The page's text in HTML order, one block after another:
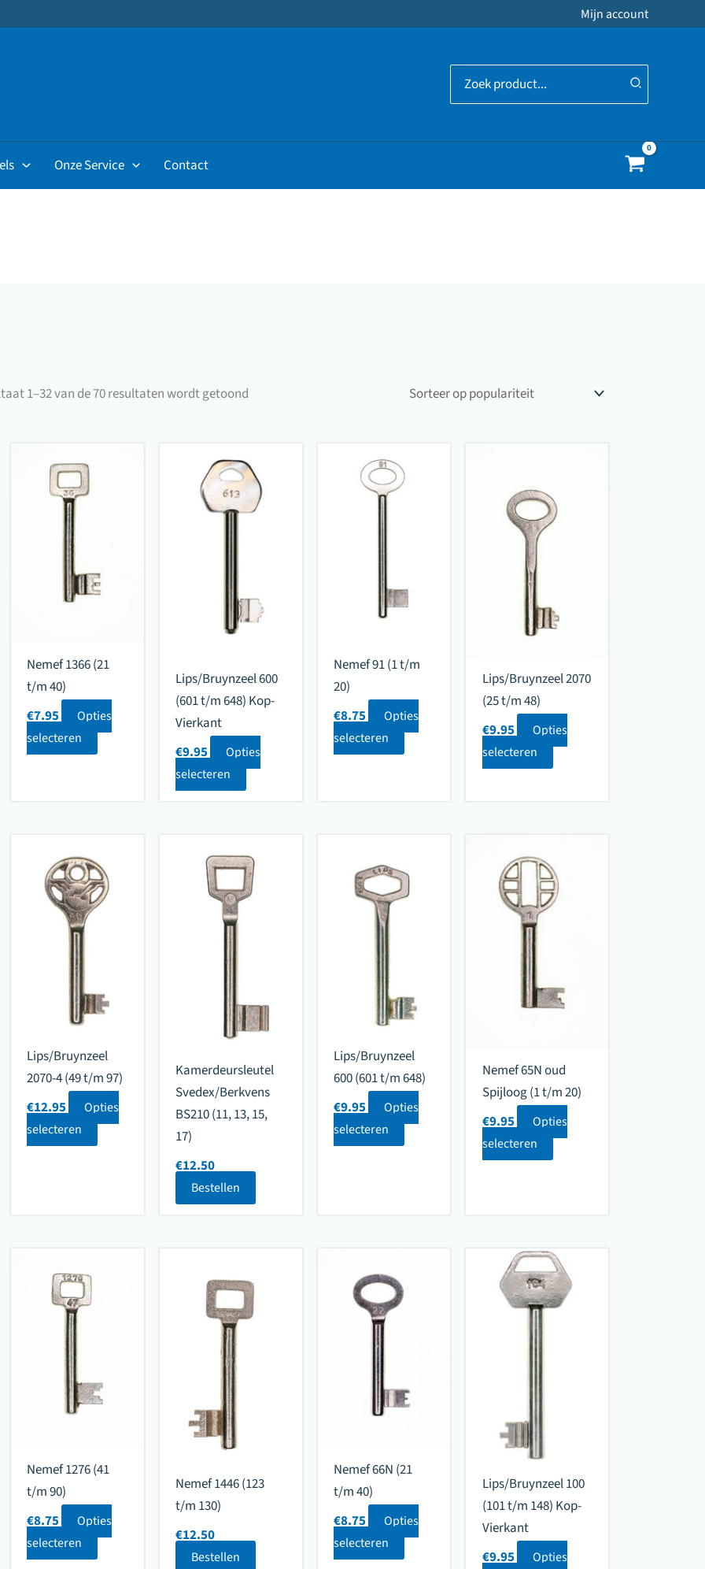
Mijn account
Zoeken
naar:
Onze Service Contact
1–32 van de 70 resultaten wordt getoond
Nemef 1366 (21
t/m 40)
€7.95
Opties
selecteren
Lips/Bruynzeel 600
(601 t/m 648) Kop-
Vierkant
€9.95
Opties
selecteren
Nemef 91 (1 t/m
20)
€8.75
Opties
selecteren
Lips/Bruynzeel 2070
(25 t/m 48)
€9.95
Opties
selecteren
Lips/Bruynzeel
2070-4 (49 t/m 97)
€12.95
Opties
selecteren
Kamerdeursleutel
Svedex/Berkvens
BS210 (11, 13, 15,
17)
€12.50
Bestellen
Lips/Bruynzeel
600 (601 t/m 648)
€9.95
Opties
selecteren
Nemef 65N oud
Spijloog (1 t/m 20)
€9.95
Opties
selecteren
Nemef 1276 (41
t/m 90)
€8.75
Opties
selecteren
Nemef 1446 (123
t/m 130)
€12.50
Bestellen
Nemef 66N (21
t/m 40)
€8.75
Opties
selecteren
Lips/Bruynzeel 100
(101 t/m 148) Kop-
Vierkant
€9.95
Opties